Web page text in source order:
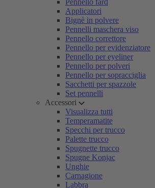
Pennello fard
Applicatori
Bignè in polvere
Pennelli maschera viso
Pennello correttore
Pennello per evidenziatore
Pennello per eyeliner
Pennello per polveri
Pennello per sopracciglia
Sacchetti per spazzole
Set pennelli
Accessori
Visualizza tutti
Temperamatite
Specchi per trucco
Palette trucco
Spugnette trucco
Spugne Konjac
Unghie
Carnagione
Labbra